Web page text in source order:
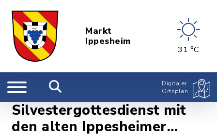
Markt
Ippesheim
31 °C
Digitaler
Ortsplan
Silvestergottesdienst mit
den alten Ippesheimer